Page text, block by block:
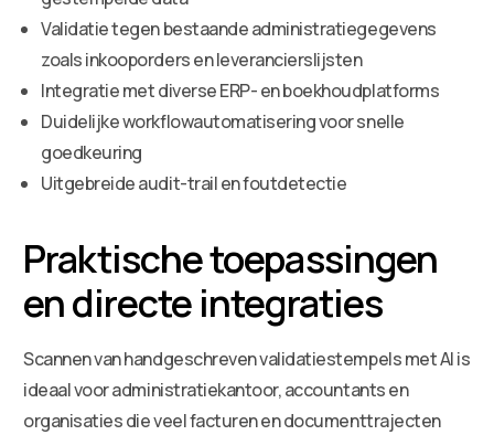
Validatie tegen bestaande administratiegegevens
zoals inkooporders en leverancierslijsten
Integratie met diverse ERP- en boekhoudplatforms
Duidelijke workflowautomatisering voor snelle
goedkeuring
Uitgebreide audit-trail en foutdetectie
Praktische toepassingen
en directe integraties
Scannen van handgeschreven validatiestempels met AI is
ideaal voor administratiekantoor, accountants en
organisaties die veel facturen en documenttrajecten